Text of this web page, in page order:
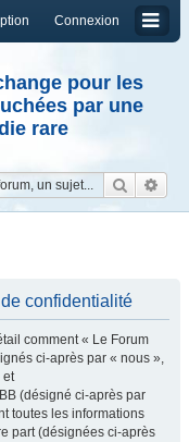
Connexion
pour les
par une
rare
confidentialité
comment « Le Forum
ci-après par « nous »,
et
(désigné ci-après par
toutes les informations
part (désignées ci-après